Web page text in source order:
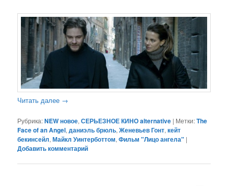
Читать далее →
Рубрика:NEW новое,СЕРЬЕЗНОЕ КИНО alternative | Метки:The
Face of an Angel,даниэль брюль,Женевьев Гонт,кейт
бекинсейл,Майкл Уинтерботтом,Фильм "Лицо ангела" |
Добавить комментарий